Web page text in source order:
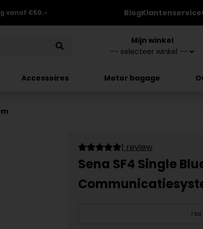
vanaf €50.- BlogKlantenservice
Mijn winkel
Accessoires Motor bagage
1 review
Sena SF4 Single
1